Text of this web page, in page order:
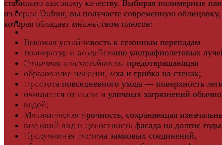
стабильно высокому качеству. Выбирая полимерные
из серии Dufour, вы получаете современную облицовку,
которая обладает множеством плюсов:
Высокая устойчивость к сезонным перепадам
температур и воздействию ультрафиолетовых
Отличная влагостойкость, предотвращающая
образование плесени, мха и грибка на стенах;
Простота повседневного ухода — поверхность
очищается от пыли и уличных загрязнений
водой;
Механическая прочность, сохраняющая
внешний вид и целостность фасада на долгие
Продуманная система замковых соединений,
Кровля
Регулируемые опоры
Ступени из ДПК
Фасадная плитка
Фасадные термопанели
Фиброцементный Сайдинг
Подложка для ламината
Плинтус
Подложка из пробки
Пробковый пол
Паркетная доска
Инженерная паркетная доска
Виниловый ламинат